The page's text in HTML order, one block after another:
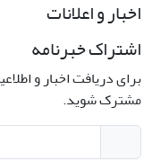
اخبار و اعلانات
اشتراک خبرنامه
برای دریافت اخبار و
مشترک شوید.